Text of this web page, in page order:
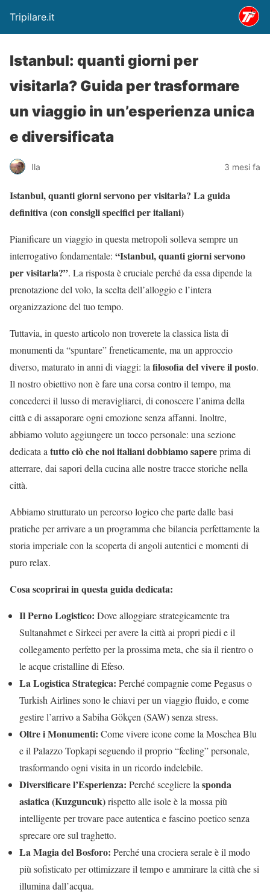
Tripilare.it
Istanbul: quanti giorni per
visitarla? Guida per trasformare
un viaggio in un’esperienza unica
e diversificata
Ila 3 mesi fa
Istanbul, quanti giorni servono per visitarla? La guida
definitiva (con consigli specifici per italiani)
Pianificare un viaggio in questa metropoli solleva sempre un
interrogativo fondamentale: “Istanbul, quanti giorni servono
per visitarla?”. La risposta è cruciale perché da essa dipende la
prenotazione del volo, la scelta dell’alloggio e l’intera
organizzazione del tuo tempo.
Tuttavia, in questo articolo non troverete la classica lista di
monumenti da “spuntare” freneticamente, ma un approccio
diverso, maturato in anni di viaggi: la filosofia del vivere il posto.
Il nostro obiettivo non è fare una corsa contro il tempo, ma
concederci il lusso di meravigliarci, di conoscere l’anima della
città e di assaporare ogni emozione senza affanni. Inoltre,
abbiamo voluto aggiungere un tocco personale: una sezione
dedicata a tutto ciò che noi italiani dobbiamo sapereprima di
atterrare, dai sapori della cucina alle nostre tracce storiche nella
città.
Abbiamo strutturato un percorso logico che parte dalle basi
pratiche per arrivare a un programma che bilancia perfettamente la
storia imperiale con la scoperta di angoli autentici e momenti di
puro relax.
Cosa scoprirai in questa guida dedicata:
Il Perno Logistico: Dove alloggiare strategicamente tra
Sultanahmet e Sirkeci per avere la città ai propri piedi e il
collegamento perfetto per la prossima meta, che sia il rientro o
le acque cristalline di Efeso.
La Logistica Strategica: Perché compagnie come Pegasus o
Turkish Airlines sono le chiavi per un viaggio fluido, e come
gestire l’arrivo a Sabiha Gökçen (SAW) senza stress.
Oltre i Monumenti: Come vivere icone come la Moschea Blu
e il Palazzo Topkapi seguendo il proprio “feeling” personale,
trasformando ogni visita in un ricordo indelebile.
Diversificare l’Esperienza: Perché scegliere la sponda
asiatica (Kuzguncuk)rispetto alle isole è la mossa più
intelligente per trovare pace autentica e fascino poetico senza
sprecare ore sul traghetto.
La Magia del Bosforo: Perché una crociera serale è il modo
più sofisticato per ottimizzare il tempo e ammirare la città che si
illumina dall’acqua.